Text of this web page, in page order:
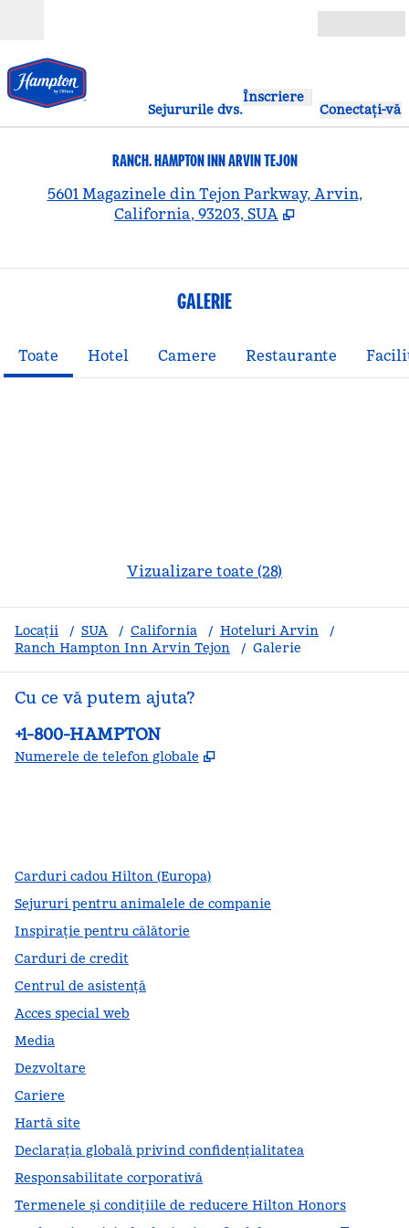
Sejururile dvs.
Înscriere
Conectați-vă
RANCH. HAMPTON INN ARVIN TEJON
5601 Magazinele din Tejon Parkway, Arvin,
California, 93203, SUA
GALERIE
Toate Hotel Camere Restaurante
Vizualizare toate (28)
Locații / SUA / California / Hoteluri Arvin
/
Ranch Hampton Inn Arvin Tejon
/ Galerie
Cu ce vă putem ajuta?
Telefon:
+1-800-HAMPTON
Numerele de telefon globale ,
Carduri cadou Hilton (Europa)
Sejururi pentru animalele de companie
Inspirație pentru călătorie
Carduri de credit
Centrul de asistență
Acces special web
Media
Dezvoltare
Cariere
Hartă site
Declarația globală privind confidenţialitatea
Responsabilitate corporativă
Termenele și condițiile de reducere Hilton Honors